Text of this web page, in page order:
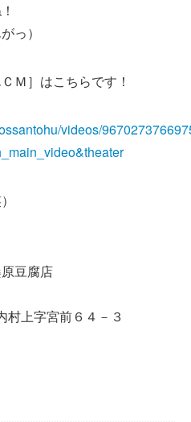
っ）
Ｍ］はこちらです！
videos/
豆腐店
村上字宮前６４－３